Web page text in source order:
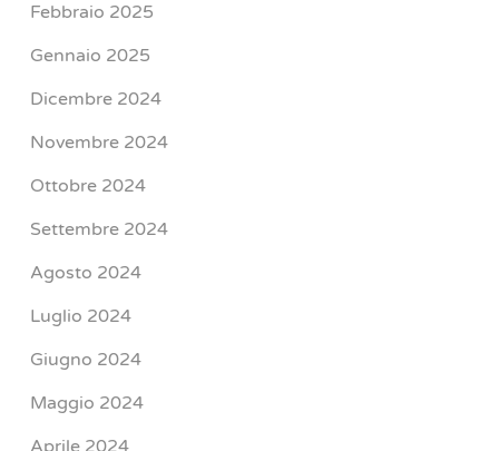
Febbraio 2025
Gennaio 2025
Dicembre 2024
Novembre 2024
Ottobre 2024
Settembre 2024
Agosto 2024
Luglio 2024
Giugno 2024
Maggio 2024
Aprile 2024